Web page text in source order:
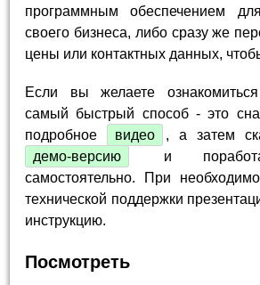
программным обеспечением
своего бизнеса, либо сразу же
цены или контактных данных,
Если вы желаете
самый быстрый способ - это
подробное
видео
, а затем
демо-версию
и
самостоятельно. При
технической поддержки
инструкцию.
Посмотреть